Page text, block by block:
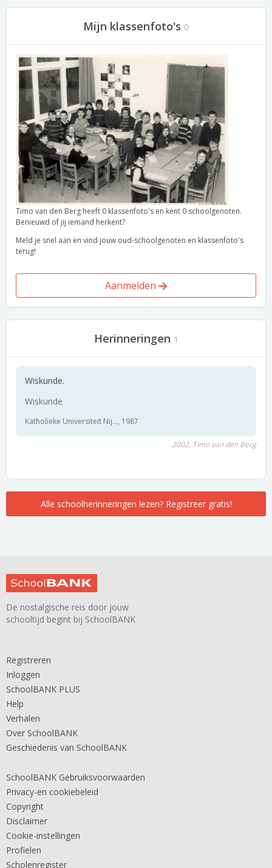
Mijn klassenfoto's 0
Timo van den Berg heeft 0 klassenfoto's en kent 0 schoolgenoten.
Benieuwd of jij iemand herkent?
Meld je snel aan en vind jouw oud-schoolgenoten en klassenfoto's
terug!
Aanmelden
Herinneringen 1
Wiskunde.
Wiskunde
Katholieke Universiteit Nij..., 1987
2002, Timo van den Berg
Alle schoolherinneringen lezen? Registreer gratis!
De nostalgische reis door jouw
schooltijd begint bij SchoolBANK
Registreren
Inloggen
SchoolBANK PLUS
Help
Verhalen
Over SchoolBANK
Geschiedenis van SchoolBANK
SchoolBANK Gebruiksvoorwaarden
Privacy-en cookiebeleid
Copyright
Disclaimer
Cookie-instellingen
Profielen
Scholenregister